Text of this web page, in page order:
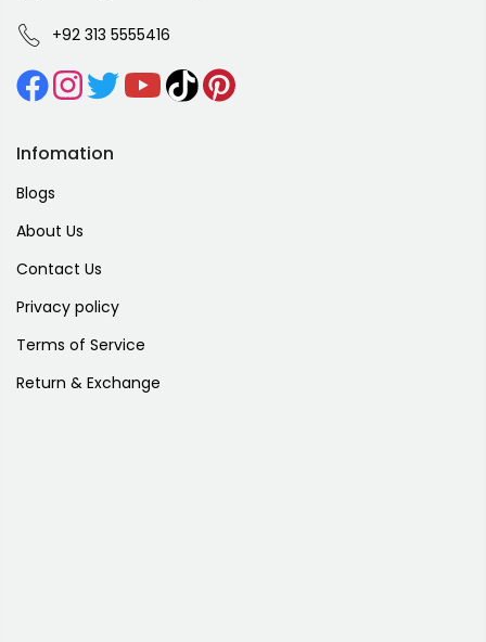
+92 313 5555416
Infomation
Blogs
About Us
Contact Us
Privacy policy
Terms of Service
Return & Exchange